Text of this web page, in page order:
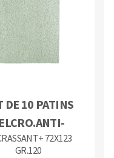
DE 10 PATINS
72X123
GR.120